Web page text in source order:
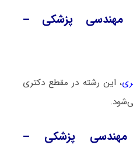
مهندسی پزشکی –
، این رشته در مقطع دکتری
مهندسی پزشکی –